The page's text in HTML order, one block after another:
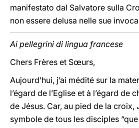
manifestato dal Salvatore sulla
non essere delusa nelle sue
Ai pellegrini di lingua francese
Chers Frères et Sœurs,
Aujourd’hui, j’ai médité sur la
l’égard de l’Eglise et à l’égard de
de Jésus. Car, au pied de la croix,
symbole de tous les disciples “que